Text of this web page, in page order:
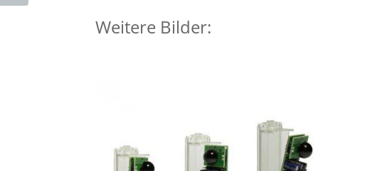
Weitere Bilder: